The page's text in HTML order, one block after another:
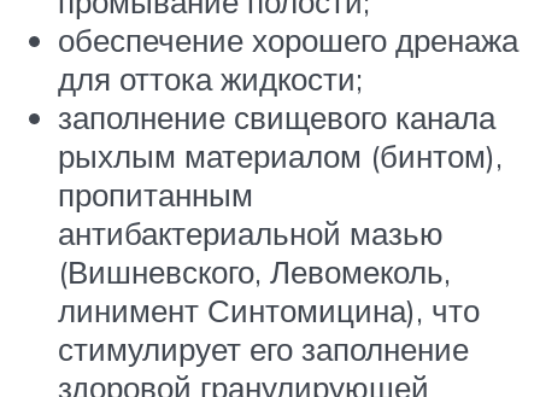
обеспечение хорошего дренажа
для оттока жидкости;
заполнение свищевого канала
рыхлым материалом (бинтом),
пропитанным
антибактериальной мазью
(Вишневского, Левомеколь,
линимент Синтомицина), что
стимулирует его заполнение
здоровой гранулирующей